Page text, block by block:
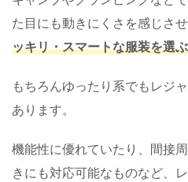
た目にも動きにくさを感じさ
ッキリ・スマートな服装を選ぶ
もちろんゆったり系でもレジ
あります。
機能性に優れていたり、間接
きにも対応可能なものなど、